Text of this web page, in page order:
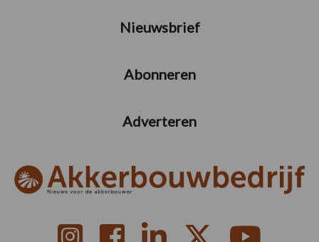
Nieuwsbrief
Abonneren
Adverteren